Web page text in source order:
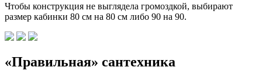
Чтобы конструкция не выглядела громоздкой, выбирают
размер кабинки 80 см на 80 см либо 90 на 90.
«Правильная» сантехника